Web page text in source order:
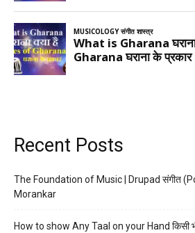
Recent Posts
The Foundation of Music | Drupad संगीत
Morankar
How to show Any Taal on your Hand किसी